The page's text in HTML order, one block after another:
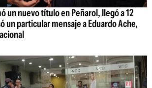
un nuevo título en Peñarol, llegó a 12
un particular mensaje a Eduardo Ache,